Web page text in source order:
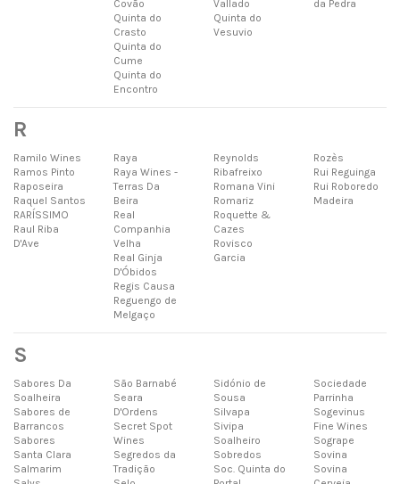
Covão
Quinta do
Crasto
Quinta do
Cume
Quinta do
Encontro
Vallado
Quinta do
Vesuvio
da Pedra
R
Ramilo Wines
Ramos Pinto
Raposeira
Raquel Santos
RARÍSSIMO
Raul Riba
D'Ave
Raya
Raya Wines -
Terras Da
Beira
Real
Companhia
Velha
Real Ginja
D'Óbidos
Regis Causa
Reguengo de
Melgaço
Reynolds
Ribafreixo
Romana Vini
Romariz
Roquette &
Cazes
Rovisco
Garcia
Rozès
Rui Reguinga
Rui Roboredo
Madeira
S
Sabores Da
Soalheira
Sabores de
Barrancos
Sabores
Santa Clara
Salmarim
São Barnabé
Seara
D'Ordens
Secret Spot
Wines
Segredos da
Tradição
Sidónio de
Sousa
Silvapa
Sivipa
Soalheiro
Sobredos
Soc. Quinta do
Sociedade
Parrinha
Sogevinus
Fine Wines
Sogrape
Sovina
Sovina